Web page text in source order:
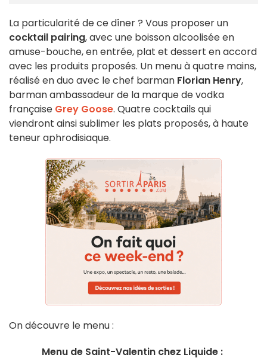
La particularité de ce dîner ? Vous proposer un
cocktail pairing, avec une boisson alcoolisée en
amuse-bouche, en entrée, plat et dessert en accord
avec les produits proposés. Un menu à quatre mains,
réalisé en duo avec le chef barman Florian Henry,
barman ambassadeur de la marque de vodka
française Grey Goose. Quatre cocktails qui
viendront ainsi sublimer les plats proposés, à haute
teneur aphrodisiaque.
On découvre le menu :
Menu de Saint-Valentin chez Liquide :